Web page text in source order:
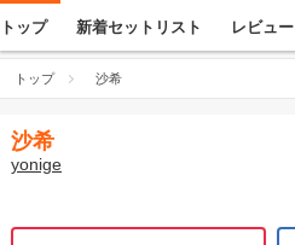
トップ 新着セットリスト レビュー
トップ 沙希
沙希
yonige